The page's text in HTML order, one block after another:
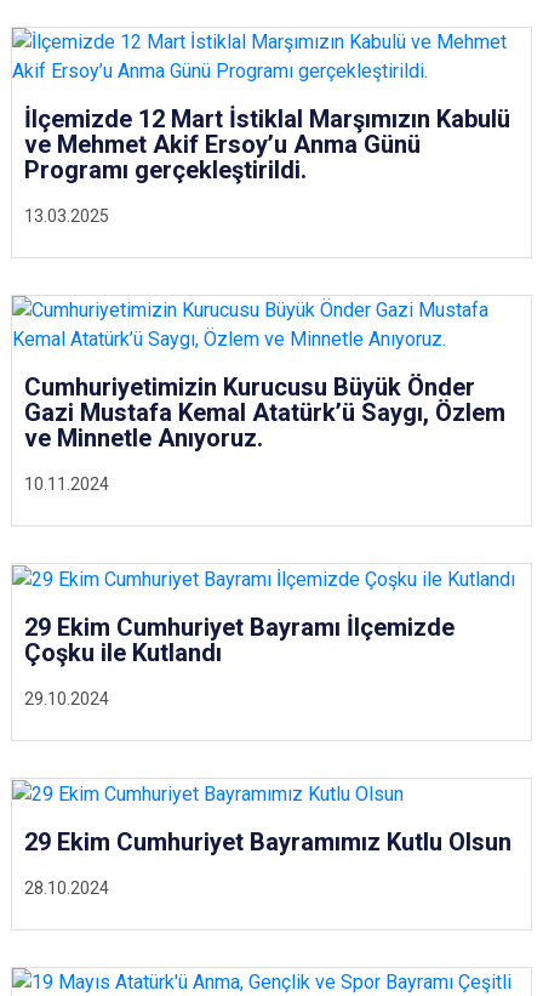
13.03.2025
İlçemizde 12 Mart İstiklal Marşımızın Kabulü
ve Mehmet Akif Ersoy’u Anma Günü
Programı gerçekleştirildi.
10.11.2024
Cumhuriyetimizin Kurucusu Büyük Önder
Gazi Mustafa Kemal Atatürk’ü Saygı, Özlem
ve Minnetle Anıyoruz.
29.10.2024
29 Ekim Cumhuriyet Bayramı İlçemizde
Çoşku ile Kutlandı
28.10.2024
29 Ekim Cumhuriyet Bayramımız Kutlu Olsun